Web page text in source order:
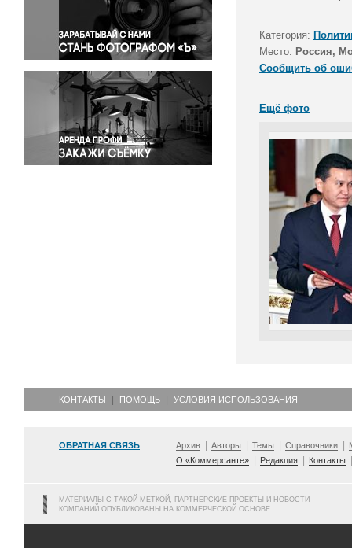
Правосудие
Происшествия и конфликты
Религия
Светская жизнь
Спорт
Экология
Экономика и бизнес
Категория:
Место: Россия,
Сообщить об
Ещё фото
КОНТАКТЫ ПОМОЩЬ УСЛОВИЯ ИСПОЛЬЗОВАНИЯ
ОБРАТНАЯ СВЯЗЬ Архив Авторы Темы Справочники
О «Коммерсанте»
Редакция Контакты
МАТЕРИАЛЫ С ТАКОЙ МЕТКОЙ, ПАРТНЕРСКИЕ ПРОЕКТЫ И НОВОСТИ
КОМПАНИЙ ОПУБЛИКОВАНЫ НА КОММЕРЧЕСКОЙ ОСНОВЕ